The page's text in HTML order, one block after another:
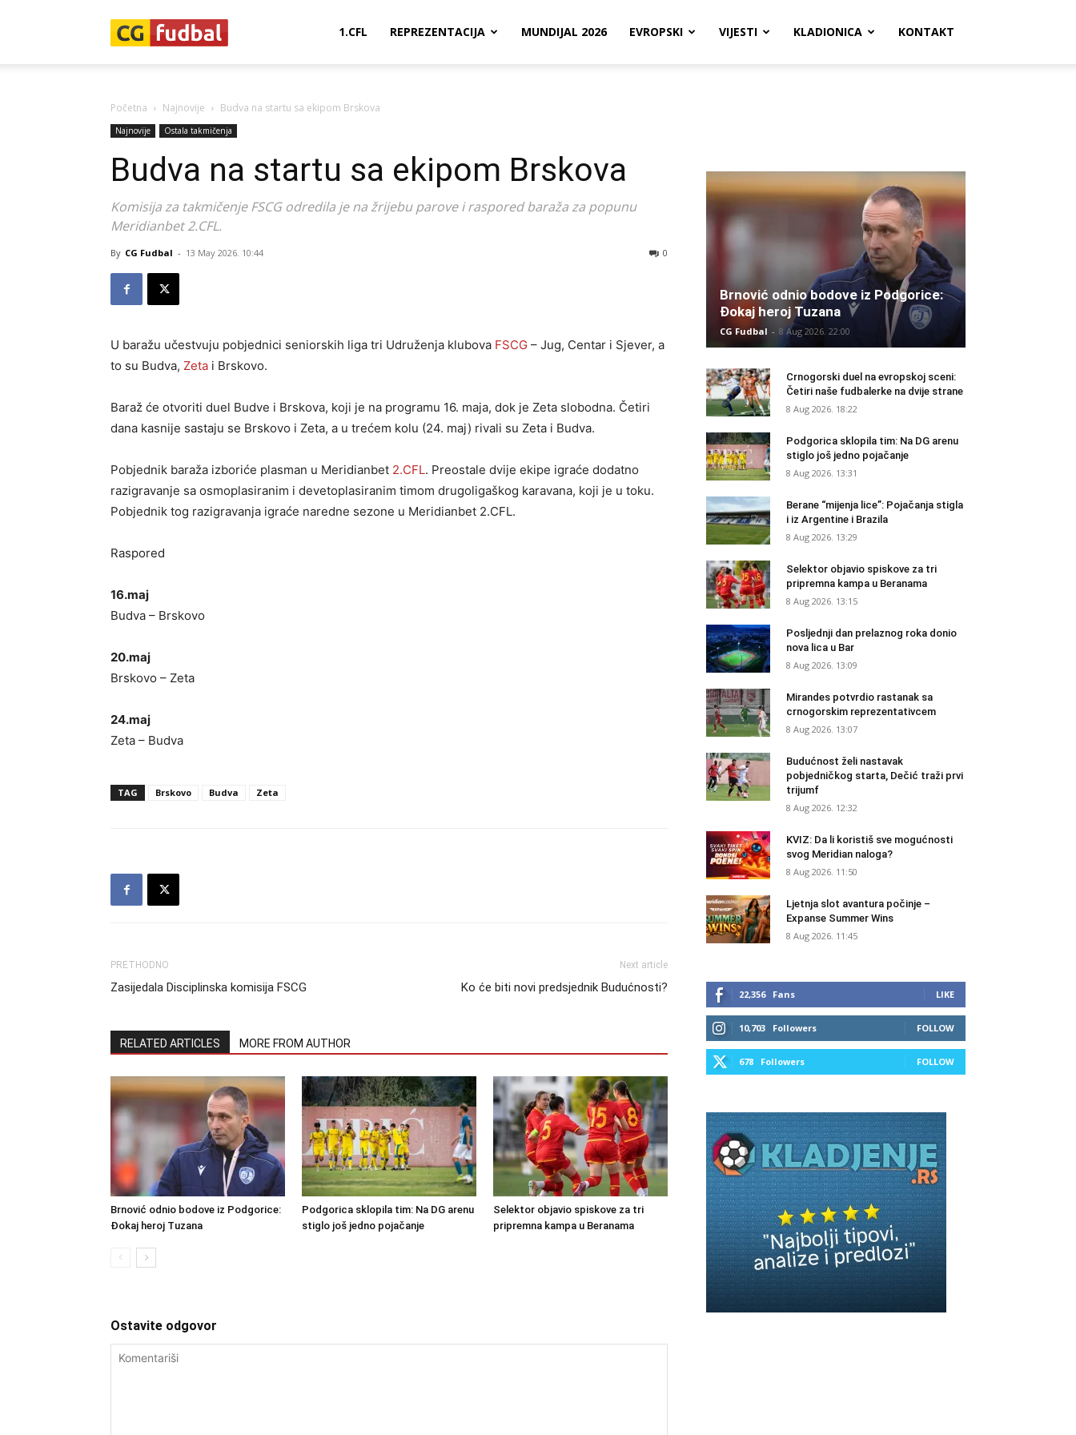
1.CFL REPREZENTACIJA MUNDIJAL 2026 EVROPSKI VIJESTI KLADIONICA KONTAKT
Početna Najnovije Budva na startu sa ekipom Brskova
Najnovije Ostala takmičenja
Budva na startu sa ekipom Brskova
Komisija za takmičenje FSCG odredila je na žrijebu parove i raspored baraža za popunu
Meridianbet 2.CFL.
By CG Fudbal - 13 May 2026. 10:44 0
U baražu učestvuju pobjednici seniorskih liga tri Udruženja klubova FSCG – Jug, Centar i Sjever, a
to su Budva, Zeta i Brskovo.
Baraž će otvoriti duel Budve i Brskova, koji je na programu 16. maja, dok je Zeta slobodna. Četiri
dana kasnije sastaju se Brskovo i Zeta, a u trećem kolu (24. maj) rivali su Zeta i Budva.
Pobjednik baraža izboriće plasman u Meridianbet 2.CFL. Preostale dvije ekipe igraće dodatno
razigravanje sa osmoplasiranim i devetoplasiranim timom drugoligaškog karavana, koji je u toku.
Pobjednik tog razigravanja igraće naredne sezone u Meridianbet 2.CFL.
Raspored
16.maj
Budva – Brskovo
20.maj
Brskovo – Zeta
24.maj
Zeta – Budva
TAG Brskovo Budva Zeta
PRETHODNO
Zasijedala Disciplinska komisija FSCG
Next article
Ko će biti novi predsjednik Budućnosti?
RELATED ARTICLES MORE FROM AUTHOR
Brnović odnio bodove iz Podgorice:
Đokaj heroj Tuzana
Podgorica sklopila tim: Na DG arenu
stiglo još jedno pojačanje
Selektor objavio spiskove za tri
pripremna kampa u Beranama
Ostavite odgovor
Brnović odnio bodove iz Podgorice:
Đokaj heroj Tuzana
CG Fudbal - 8 Aug 2026. 22:00
Crnogorski duel na evropskoj sceni:
Četiri naše fudbalerke na dvije strane
8 Aug 2026. 18:22
Podgorica sklopila tim: Na DG arenu
stiglo još jedno pojačanje
8 Aug 2026. 13:31
Berane “mijenja lice”: Pojačanja stigla
i iz Argentine i Brazila
8 Aug 2026. 13:29
Selektor objavio spiskove za tri
pripremna kampa u Beranama
8 Aug 2026. 13:15
Posljednji dan prelaznog roka donio
nova lica u Bar
8 Aug 2026. 13:09
Mirandes potvrdio rastanak sa
crnogorskim reprezentativcem
8 Aug 2026. 13:07
Budućnost želi nastavak
pobjedničkog starta, Dečić traži prvi
trijumf
8 Aug 2026. 12:32
KVIZ: Da li koristiš sve mogućnosti
svog Meridian naloga?
8 Aug 2026. 11:50
Ljetnja slot avantura počinje –
Expanse Summer Wins
8 Aug 2026. 11:45
22,356 Fans LIKE
10,703 Followers FOLLOW
678 Followers FOLLOW